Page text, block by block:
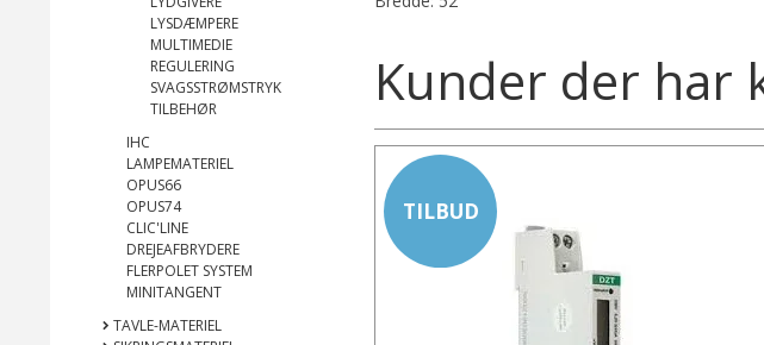
LYSDÆMPERE
MULTIMEDIE
REGULERING
SVAGSSTRØMSTRYK
TILBEHØR
IHC
LAMPEMATERIEL
OPUS66
OPUS74
CLIC'LINE
DREJEAFBRYDERE
FLERPOLET SYSTEM
MINITANGENT
TAVLE-MATERIEL
Kunder der har
TILBUD